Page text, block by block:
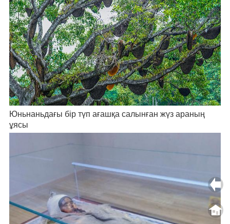
Юньнаньдағы бір түп ағашқа салынған жүз араның
ұясы